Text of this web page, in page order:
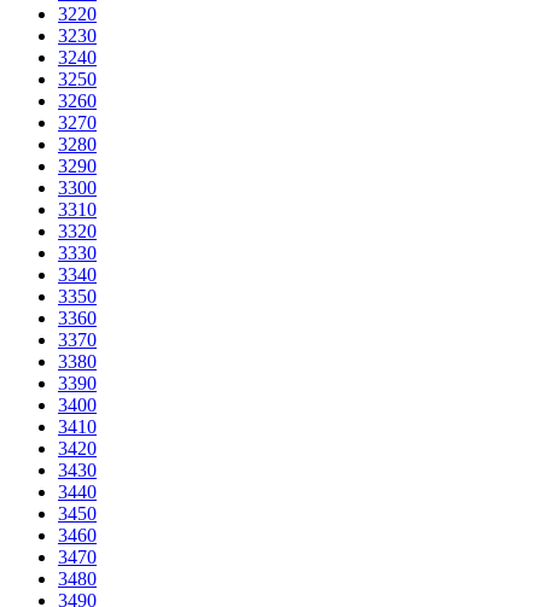
3220
3230
3240
3250
3260
3270
3280
3290
3300
3310
3320
3330
3340
3350
3360
3370
3380
3390
3400
3410
3420
3430
3440
3450
3460
3470
3480
3490